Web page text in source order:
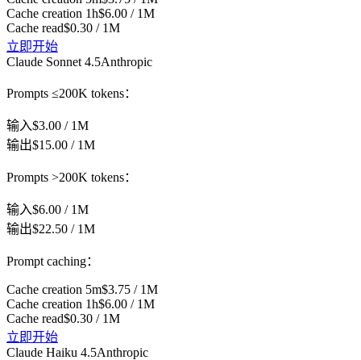
Cache creation 1h$6.00 / 1M
Cache read$0.30 / 1M
立即开始
Claude Sonnet 4.5Anthropic
Prompts ≤200K tokens：
输入$3.00 / 1M
输出$15.00 / 1M
Prompts >200K tokens：
输入$6.00 / 1M
输出$22.50 / 1M
Prompt caching：
Cache creation 5m$3.75 / 1M
Cache creation 1h$6.00 / 1M
Cache read$0.30 / 1M
立即开始
Claude Haiku 4.5Anthropic